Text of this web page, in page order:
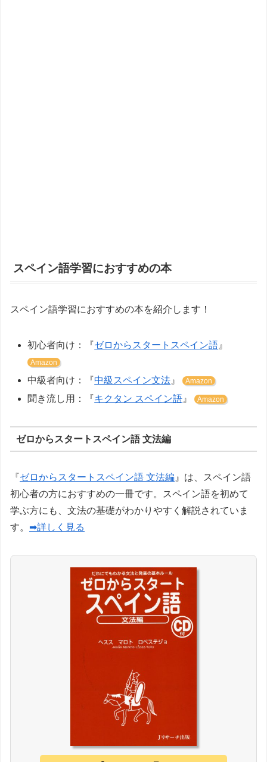
スペイン語学習におすすめの本
スペイン語学習におすすめの本を紹介します！
初心者向け：『ゼロからスタートスペイン語 』
Amazon
中級者向け：『中級スペイン文法 』 Amazon
聞き流し用：『キクタン スペイン語 』 Amazon
ゼロからスタートスペイン語 文法編
『ゼロからスタートスペイン語 文法編 』は、スペイン語
初心者の方におすすめの一冊です。スペイン語を初めて
学ぶ方にも、文法の基礎がわかりやすく解説されていま
す。 ➡詳しく見る